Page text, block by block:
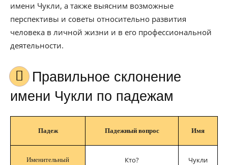
имени Чукли, а также выясним возможные
перспективы и советы относительно развития
человека в личной жизни и в его профессиональной
деятельности.
Правильное склонение
имени Чукли по падежам
Падеж Падежный вопрос Имя
Именительный Кто? Чукли